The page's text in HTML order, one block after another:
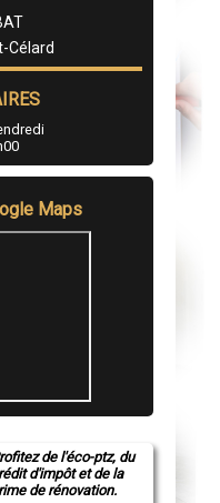
Célard
Maps
de l'éco-ptz, du
d'impôt et de la
de rénovation.